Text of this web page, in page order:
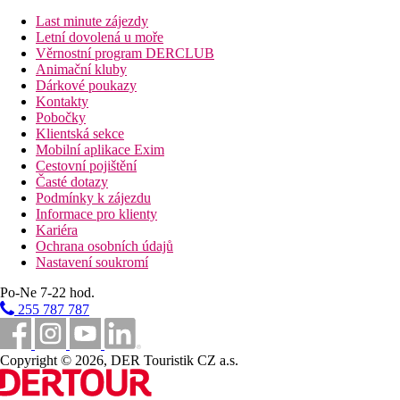
Vzdálenosti
17 km
Vzdálenost od nejbližšího letiště
Pláž
Plážová dovolená
Fotogalerie
Last minute zájezdy
Letní dovolená u moře
Věrnostní program DERCLUB
Animační kluby
Dárkové poukazy
Kontakty
Pobočky
Klientská sekce
Mobilní aplikace Exim
Cestovní pojištění
Časté dotazy
Podmínky k zájezdu
Informace pro klienty
Kariéra
Ochrana osobních údajů
Nastavení soukromí
Po-Ne 7-22 hod.
255 787 787
Copyright © 2026, DER Touristik CZ a.s.